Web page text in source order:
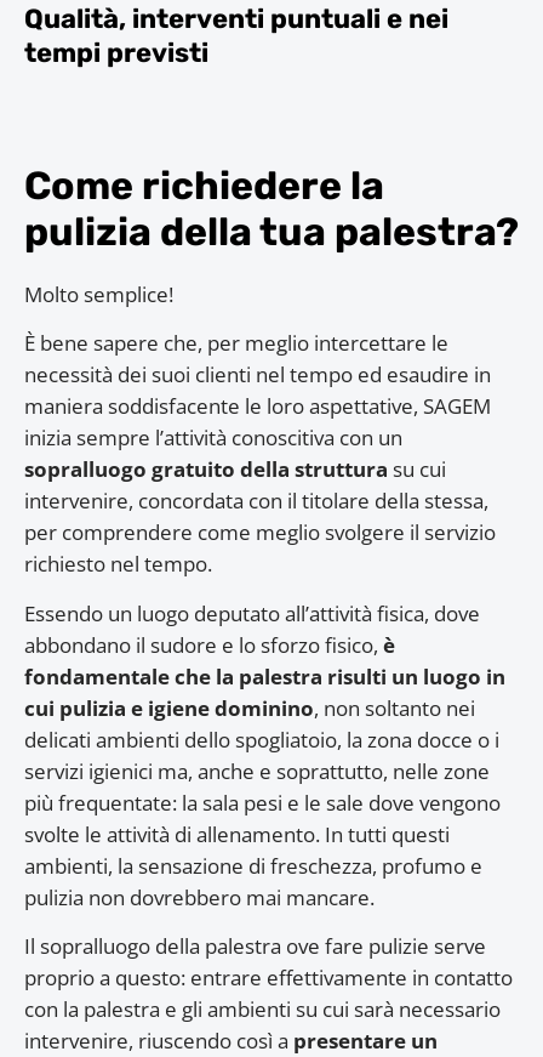
Qualità, interventi puntuali e nei
tempi previsti
Come richiedere la
pulizia della tua palestra?
Molto semplice!
È bene sapere che, per meglio intercettare le
necessità dei suoi clienti nel tempo ed esaudire in
maniera soddisfacente le loro aspettative, SAGEM
inizia sempre l’attività conoscitiva con un
sopralluogo gratuito della struttura su cui
intervenire, concordata con il titolare della stessa,
per comprendere come meglio svolgere il servizio
richiesto nel tempo.
Essendo un luogo deputato all’attività fisica, dove
abbondano il sudore e lo sforzo fisico, è
fondamentale che la palestra risulti un luogo in
cui pulizia e igiene dominino, non soltanto nei
delicati ambienti dello spogliatoio, la zona docce o i
servizi igienici ma, anche e soprattutto, nelle zone
più frequentate: la sala pesi e le sale dove vengono
svolte le attività di allenamento. In tutti questi
ambienti, la sensazione di freschezza, profumo e
pulizia non dovrebbero mai mancare.
Il sopralluogo della palestra ove fare pulizie serve
proprio a questo: entrare effettivamente in contatto
con la palestra e gli ambienti su cui sarà necessario
intervenire, riuscendo così a presentare un